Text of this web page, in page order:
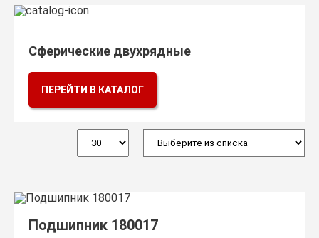
Цепи
Сферические двухрядные
ПЕРЕЙТИ В КАТАЛОГ
Подшипник 180017